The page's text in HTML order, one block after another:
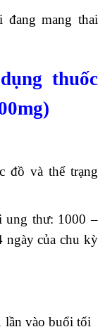
đang mang thai
thuốc
đồ và thể trạng
ung thư: 1000 –
ngày của chu kỳ
lần vào buổi tối